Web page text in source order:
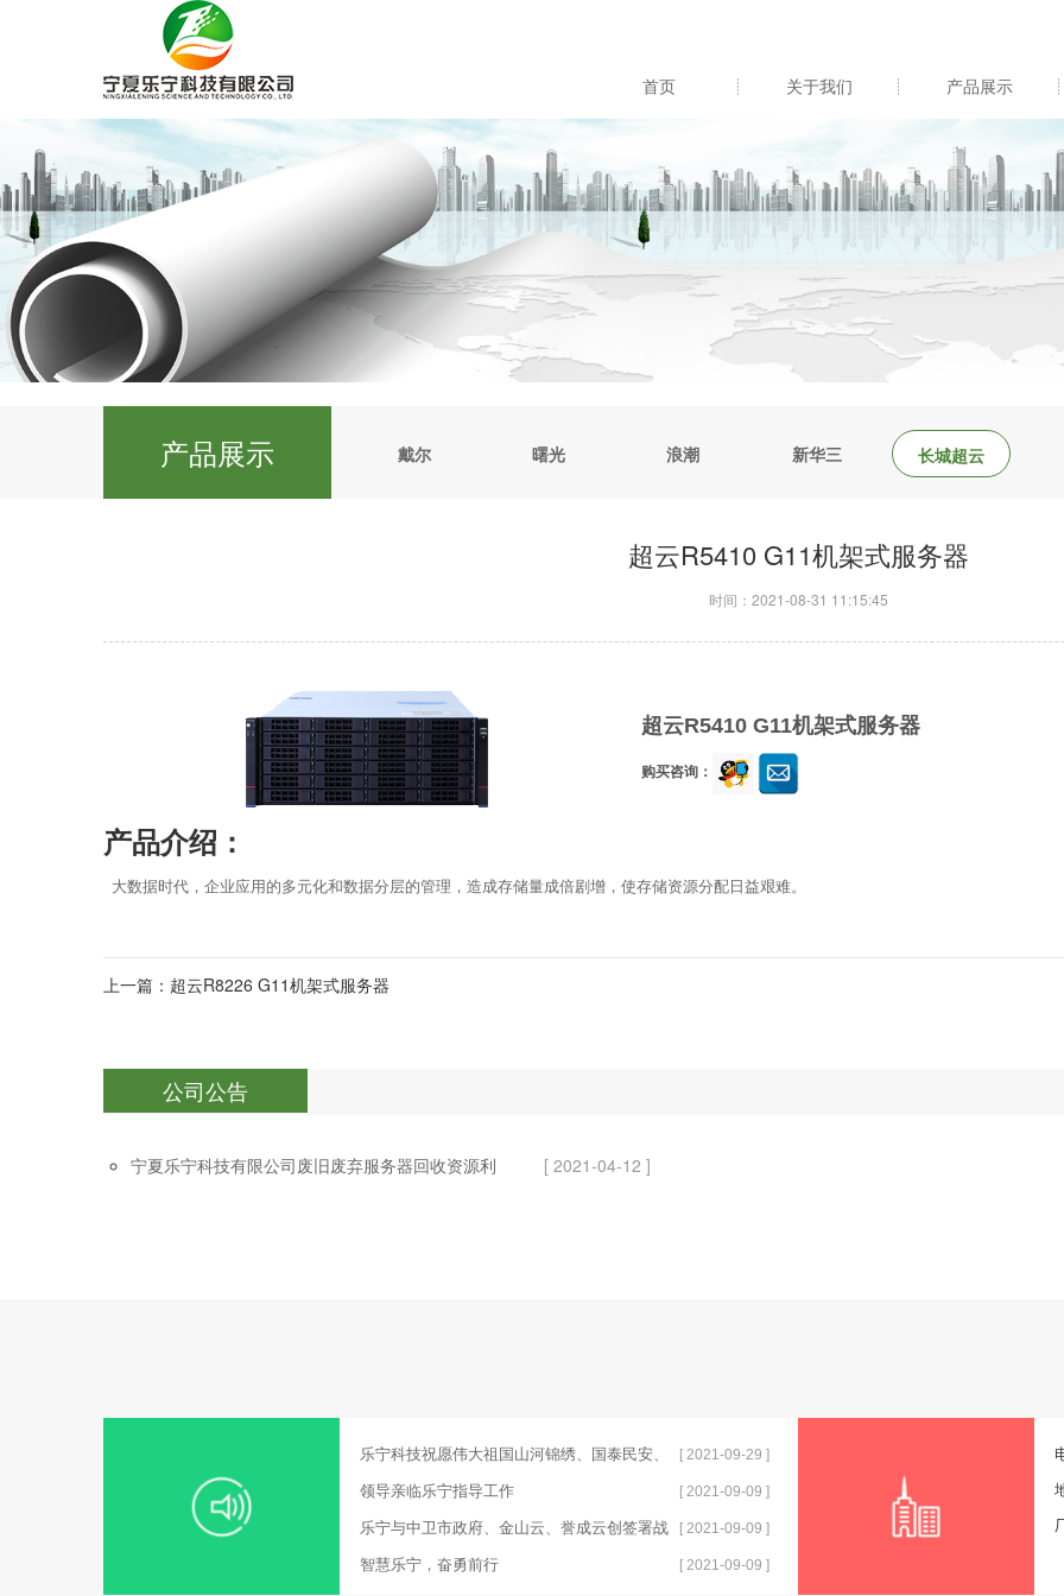
首页 关于我们 产品展示
产品展示 戴尔 曙光 浪潮 新华三 长城超云
超云R5410 G11机架式服务器
时间：2021-08-31 11:15:45
超云R5410 G11机架式服务器
购买咨询：
产品介绍：
大数据时代，企业应用的多元化和数据分层的管理，造成存储量成倍剧增，使存储资源分配日益艰难。
上一篇：超云R8226 G11机架式服务器
公司公告
宁夏乐宁科技有限公司废旧废弃服务器回收资源利
[ 2021-04-12 ]
乐宁科技祝愿伟大祖国山河锦绣、国泰民安、
繁荣富强！
[ 2021-09-29 ]
领导亲临乐宁指导工作 [ 2021-09-09 ]
乐宁与中卫市政府、金山云、誉成云创签署战
略合作框架协议
[ 2021-09-09 ]
智慧乐宁，奋勇前行 [ 2021-09-09 ]